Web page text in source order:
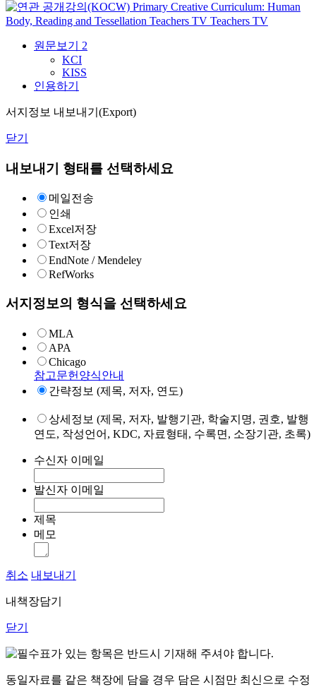
Primary Creative Curriculum: Human
Body, Reading and Tessellation Teachers TV Teachers TV
원문보기 2
KCI
KISS
인용하기
서지정보 내보내기(Export)
닫기
내보내기 형태를 선택하세요
메일전송
인쇄
Excel저장
Text저장
EndNote / Mendeley
RefWorks
서지정보의 형식을 선택하세요
MLA
APA
Chicago
참고문헌양식안내
간략정보 (제목, 저자, 연도)
상세정보 (제목, 저자, 발행기관, 학술지명, 권호, 발행
연도, 작성언어, KDC, 자료형태, 수록면, 소장기관, 초록)
수신자 이메일
발신자 이메일
제목
메모
취소 내보내기
내책장담기
닫기
표가 있는 항목은 반드시 기재해 주셔야 합니다.
동일자료를 같은 책장에 담을 경우 담은 시점만 최신으로 수정